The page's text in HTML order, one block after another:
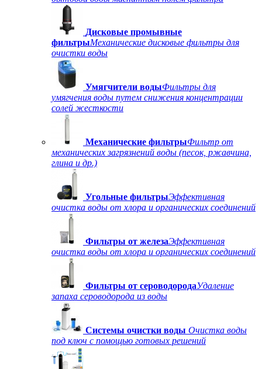
Дисковые промывные
фильтрыМеханические дисковые фильтры для
очистки воды
Умягчители водыФильтры для
умягчения воды путем снижения концентрации
солей жесткости
Механические фильтрыФильтр от
механических загрязнений воды (песок, ржавчина,
глина и др.)
Угольные фильтрыЭффективная
очистка воды от хлора и органических соединений
Фильтры от железаЭффективная
очистка воды от хлора и органических соединений
Фильтры от сероводородаУдаление
запаха сероводорода из воды
Системы очистки воды Очистка воды
под ключ с помощью готовых решений